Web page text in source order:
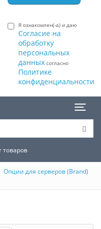
Я ознакомлен(-а) и даю
Согласие на
обработку
персональных
данных согласно
Политике
конфиденциальности
товаров
Опции для серверов (Brand)